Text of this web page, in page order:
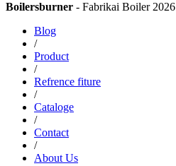
Boilersburner - Fabrikai Boiler 2026
Blog
/
Product
/
Refrence fiture
/
Cataloge
/
Contact
/
About Us